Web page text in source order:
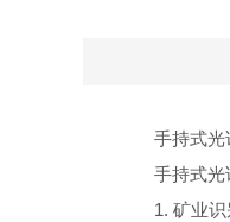
手持式光谱
手持式光谱
1. 矿业识